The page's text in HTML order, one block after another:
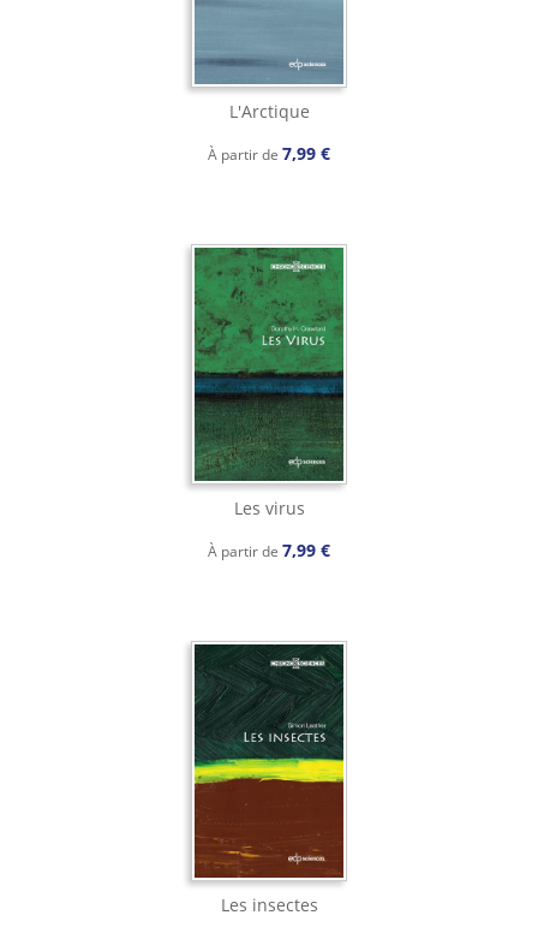
L'Arctique
À partir de 7,99 €
Les virus
À partir de 7,99 €
Les insectes